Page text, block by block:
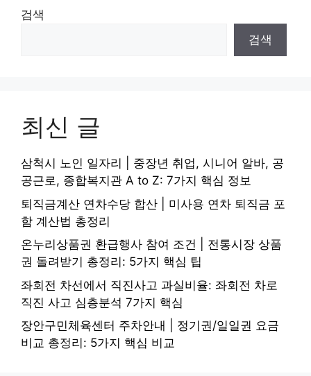
검색
검색
최신 글
삼척시 노인 일자리 | 중장년 취업, 시니어 알바, 공
공근로, 종합복지관 A to Z: 7가지 핵심 정보
퇴직금계산 연차수당 합산 | 미사용 연차 퇴직금 포
함 계산법 총정리
온누리상품권 환급행사 참여 조건 | 전통시장 상품
권 돌려받기 총정리: 5가지 핵심 팁
좌회전 차선에서 직진사고 과실비율: 좌회전 차로
직진 사고 심층분석 7가지 핵심
장안구민체육센터 주차안내 | 정기권/일일권 요금
비교 총정리: 5가지 핵심 비교